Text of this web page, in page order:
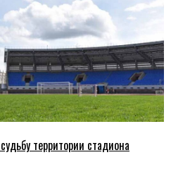
территории стадиона